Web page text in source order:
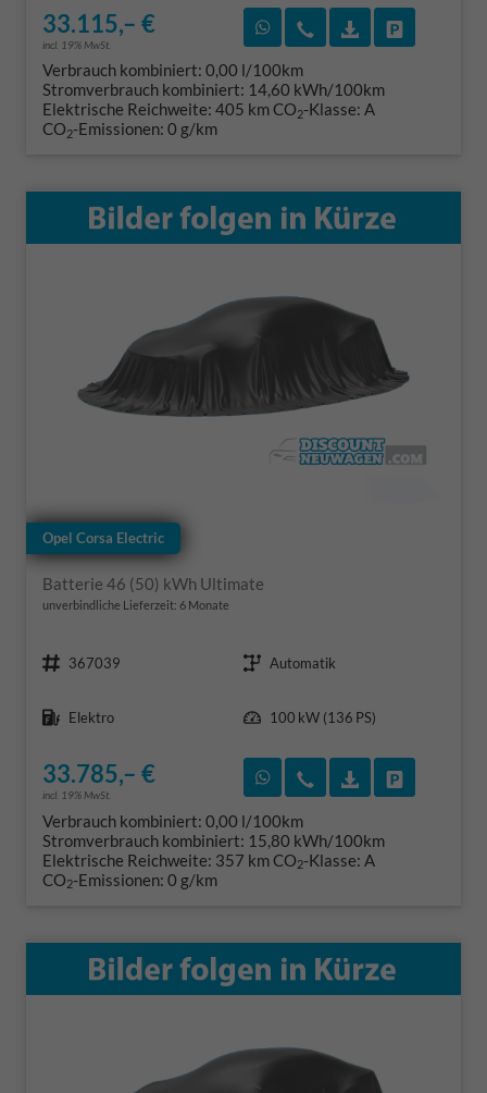
33.115,– €
incl. 19% MwSt.
Rückruf vereinbaren
Wir rufen Sie an
Verbrauch kombiniert: 0,00 l/100km
Stromverbrauch kombiniert: 14,60 kWh/100km
Elektrische Reichweite: 405 kmCO2-Klasse: A
CO2-Emissionen: 0 g/km
Opel Corsa Electric
Batterie 46 (50) kWh Ultimate
unverbindliche Lieferzeit: 6 Monate
367039
Automatik
Elektro
100 kW (136 PS)
33.785,– €
incl. 19% MwSt.
Rückruf vereinbaren
Wir rufen Sie an
Verbrauch kombiniert: 0,00 l/100km
Stromverbrauch kombiniert: 15,80 kWh/100km
Elektrische Reichweite: 357 kmCO2-Klasse: A
CO2-Emissionen: 0 g/km